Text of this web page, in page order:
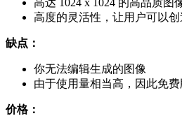
高达 1024 x 1024 的高品质图
高度的灵活性，让用户可以
缺点：
你无法编辑生成的图像
由于使用量相当高，因此免
价格：